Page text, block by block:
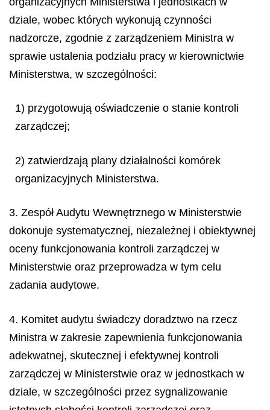
dziale, wobec których wykonują czynności
nadzorcze, zgodnie z zarządzeniem Ministra w
sprawie ustalenia podziału pracy w kierownictwie
Ministerstwa, w szczególności:
1) przygotowują oświadczenie o stanie kontroli
zarządczej;
2) zatwierdzają plany działalności komórek
organizacyjnych Ministerstwa.
3. Zespół Audytu Wewnętrznego w Ministerstwie
dokonuje systematycznej, niezależnej i obiektywnej
oceny funkcjonowania kontroli zarządczej w
Ministerstwie oraz przeprowadza w tym celu
zadania audytowe.
4. Komitet audytu świadczy doradztwo na rzecz
Ministra w zakresie zapewnienia funkcjonowania
adekwatnej, skutecznej i efektywnej kontroli
zarządczej w Ministerstwie oraz w jednostkach w
dziale, w szczególności przez sygnalizowanie